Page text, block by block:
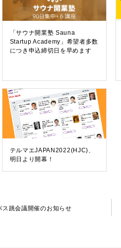
「サウナ開業塾 Sauna
Startup Academy」希望者多数
につき申込締切日を早めます
テルマエJAPAN2022(HJC)、
明日より開幕！
ス跳会議開催のお知らせ